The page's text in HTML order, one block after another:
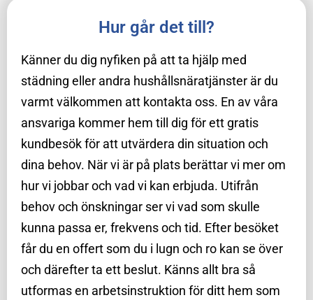
Hur går det till?
Känner du dig nyfiken på att ta hjälp med
städning eller andra hushållsnäratjänster är du
varmt välkommen att kontakta oss. En av våra
ansvariga kommer hem till dig för ett gratis
kundbesök för att utvärdera din situation och
dina behov. När vi är på plats berättar vi mer om
hur vi jobbar och vad vi kan erbjuda. Utifrån
behov och önskningar ser vi vad som skulle
kunna passa er, frekvens och tid. Efter besöket
får du en offert som du i lugn och ro kan se över
och därefter ta ett beslut. Känns allt bra så
utformas en arbetsinstruktion för ditt hem som